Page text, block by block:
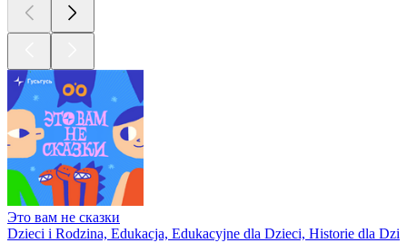
Это вам не сказки
Dzieci i Rodzina, Edukacja, Edukacyjne dla Dzieci, Historie dla